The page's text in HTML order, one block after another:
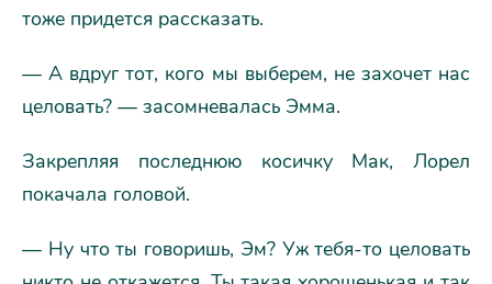
тоже придется рассказать.
— А вдруг тот, кого мы выберем, не захочет нас
целовать? — засомневалась Эмма.
Закрепляя последнюю косичку Мак, Лорел
покачала головой.
— Ну что ты говоришь, Эм? Уж тебя-то целовать